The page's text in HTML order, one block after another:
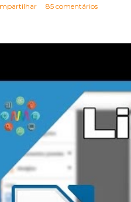
85 comentários